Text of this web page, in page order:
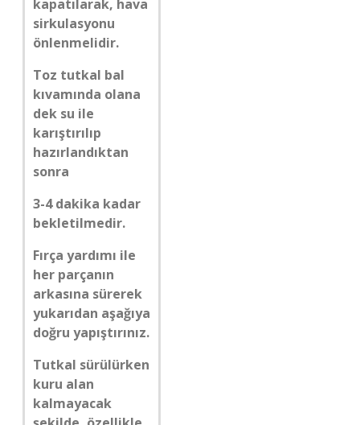
kapatılarak, hava
sirkulasyonu
önlenmelidir.
Toz tutkal bal
kıvamında olana
dek su ile
karıştırılıp
hazırlandıktan
sonra
3-4 dakika kadar
bekletilmedir.
Fırça yardımı ile
her parçanın
arkasına sürerek
yukarıdan aşağıya
doğru yapıştırınız.
Tutkal sürülürken
kuru alan
kalmayacak